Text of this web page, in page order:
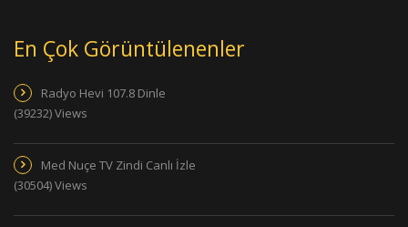
En Çok Görüntülenenler
Radyo Hevi 107.8 Dinle
(39232) Views
Med Nuçe TV Zindi Canlı İzle
(30504) Views